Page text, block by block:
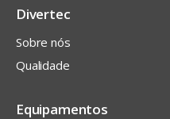
Divertec
Sobre nós
Qualidade
Equipamentos